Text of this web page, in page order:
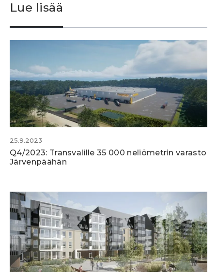
Lue lisää
25.9.2023
Q4/2023: Transvalille 35 000 neliömetrin varasto
Järvenpäähän